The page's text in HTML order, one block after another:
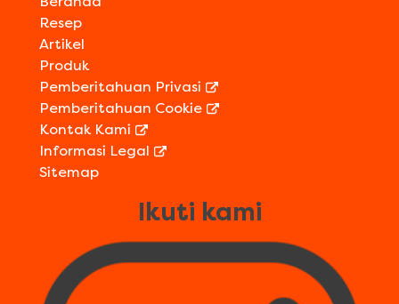
Resep
Artikel
Produk
Pemberitahuan Privasi
Pemberitahuan Cookie
Kontak Kami
Informasi Legal
Sitemap
Ikuti kami